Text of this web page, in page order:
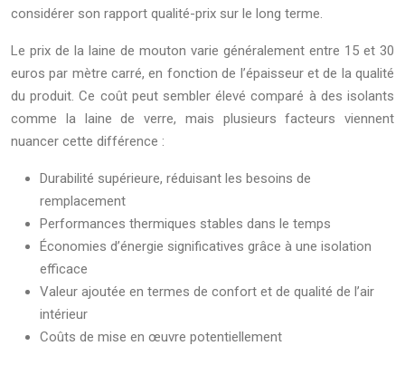
considérer son rapport qualité-prix sur le long terme.
Le prix de la laine de mouton varie généralement entre 15 et 30
euros par mètre carré, en fonction de l’épaisseur et de la qualité
du produit. Ce coût peut sembler élevé comparé à des isolants
comme la laine de verre, mais plusieurs facteurs viennent
nuancer cette différence :
Durabilité supérieure, réduisant les besoins de
remplacement
Performances thermiques stables dans le temps
Économies d’énergie significatives grâce à une isolation
efficace
Valeur ajoutée en termes de confort et de qualité de l’air
intérieur
Coûts de mise en œuvre potentiellement